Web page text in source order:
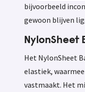
bijvoorbeeld
gewoon blijven
NylonSheet
Het NylonSheet
elastiek,
vastmaakt. Het